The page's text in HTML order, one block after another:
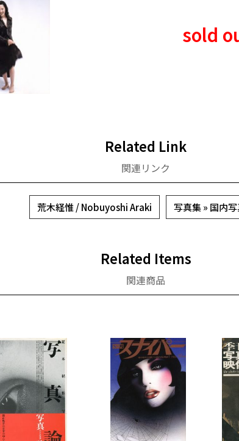
sold
Related Link
関連リンク
荒木経惟 / Nobuyoshi Araki 写真集 » 国内
Related Items
関連商品